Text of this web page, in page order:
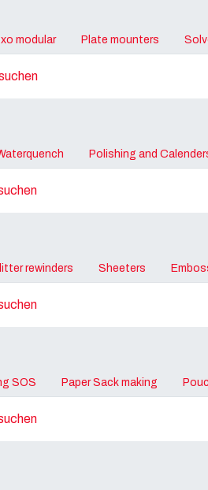
modular Plate mounters
Polishing and
rewinders Sheeters
SOS Paper Sack making